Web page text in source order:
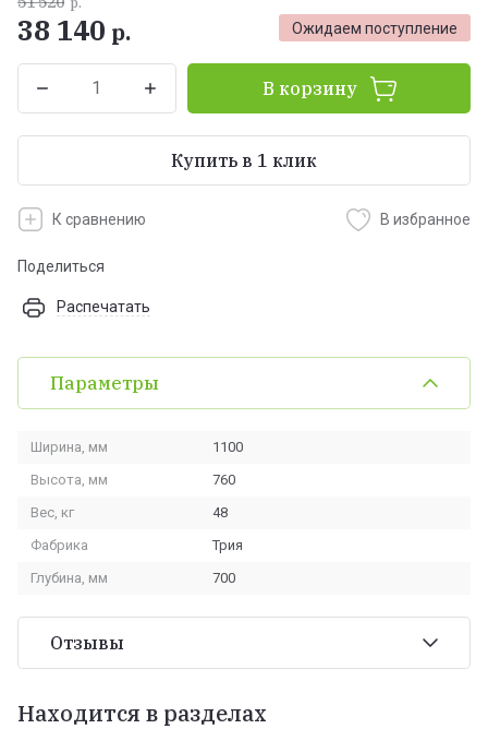
Ожидаем поступление
38 140 р.
В корзину
Купить в 1 клик
К сравнению В избранное
Поделиться
Распечатать
Параметры
Ширина, мм
1100
Высота, мм
760
Вес, кг
48
Фабрика
Трия
Глубина, мм
700
Отзывы
Находится в разделах